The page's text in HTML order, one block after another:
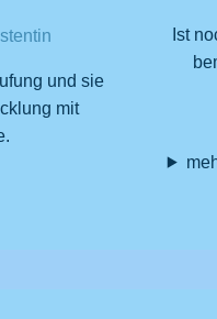
und sie
mit
Ist